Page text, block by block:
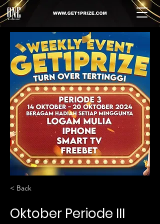
< Back
Oktober Periode III